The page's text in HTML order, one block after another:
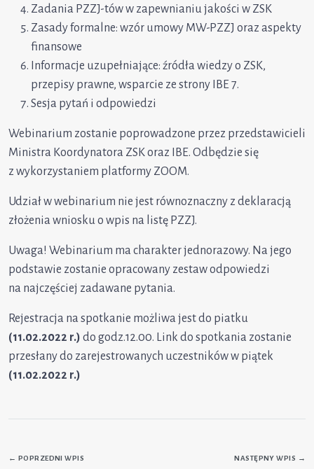
Zadania PZZJ-tów w zapewnianiu jakości w ZSK
Zasady formalne: wzór umowy MW-PZZJ oraz aspekty
finansowe
Informacje uzupełniające: źródła wiedzy o ZSK,
przepisy prawne, wsparcie ze strony IBE 7.
Sesja pytań i odpowiedzi
Webinarium zostanie poprowadzone przez przedstawicieli
Ministra Koordynatora ZSK oraz IBE. Odbędzie się
z wykorzystaniem platformy ZOOM.
Udział w webinarium nie jest równoznaczny z deklaracją
złożenia wniosku o wpis na listę PZZJ.
Uwaga! Webinarium ma charakter jednorazowy. Na jego
podstawie zostanie opracowany zestaw odpowiedzi
na najczęściej zadawane pytania.
Rejestracja na spotkanie możliwa jest do piatku
(11.02.2022 r.) do godz.12.00. Link do spotkania zostanie
przesłany do zarejestrowanych uczestników w piątek
(11.02.2022 r.)
← POPRZEDNI WPIS NASTĘPNY WPIS →